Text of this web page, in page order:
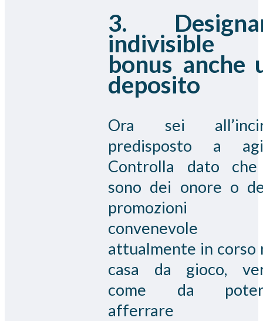
3.
indivisible
bonus anche
deposito
Ora sei
predisposto a
Controlla dato
sono dei onore o
promozioni
convenevole
attualmente in corso
casa da gioco,
come da
afferrare